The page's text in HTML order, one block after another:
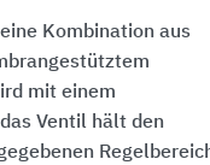
Kombination aus
mit einem
Ventil hält den